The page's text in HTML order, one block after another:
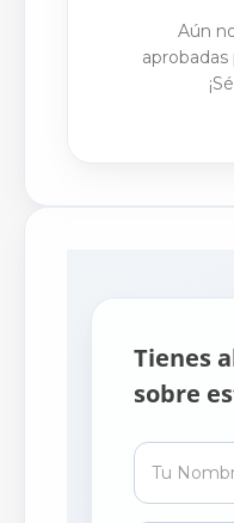
Aún
Tienes
sobre